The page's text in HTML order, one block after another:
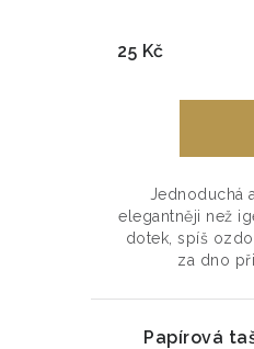
25 Kč
Jednoduchá
elegantněji než
dotek, spíš
za dno
Papírová